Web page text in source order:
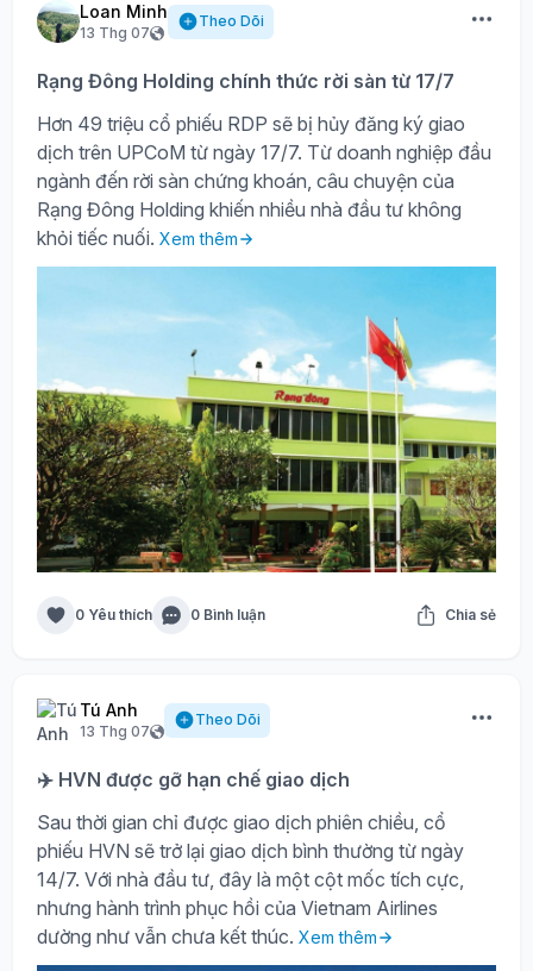
Loan Minh
13 Thg 07
Theo Dõi
Rạng Đông Holding chính thức rời sàn từ 17/7
Hơn 49 triệu cổ phiếu RDP sẽ bị hủy đăng ký giao
dịch trên UPCoM từ ngày 17/7. Từ doanh nghiệp đầu
ngành đến rời sàn chứng khoán, câu chuyện của
Rạng Đông Holding khiến nhiều nhà đầu tư không
khỏi tiếc nuối. Xem thêm
0 Yêu thích 0 Bình luận Chia sẻ
Tú Anh
13 Thg 07
Theo Dõi
✈️ HVN được gỡ hạn chế giao dịch
Sau thời gian chỉ được giao dịch phiên chiều, cổ
phiếu HVN sẽ trở lại giao dịch bình thường từ ngày
14/7. Với nhà đầu tư, đây là một cột mốc tích cực,
nhưng hành trình phục hồi của Vietnam Airlines
dường như vẫn chưa kết thúc. Xem thêm